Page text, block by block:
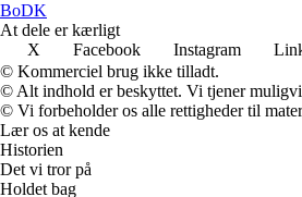
BoDK
At dele er kærligt
X
Facebook Instagram
© Kommerciel brug ikke tilladt.
© Alt indhold er beskyttet. Vi tjener
© Vi forbeholder os alle rettigheder til
Lær os at kende
Historien
Det vi tror på
Holdet bag